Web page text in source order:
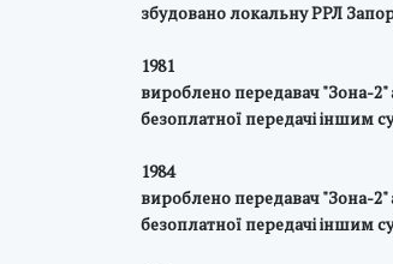
збудовано локальну РРЛ
1981
вироблено передавач "Зона-2"
безоплатної передачі іншим
1984
вироблено передавач "Зона-2"
безоплатної передачі іншим